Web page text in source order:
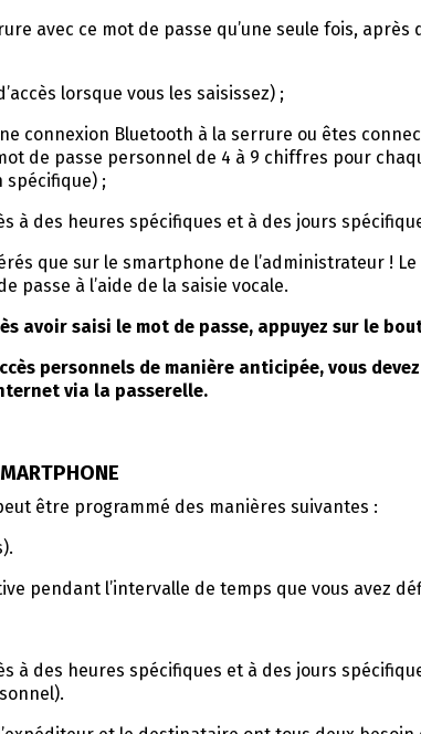
avec ce mot de passe qu’une seule fois, après
lorsque vous les saisissez) ;
connexion Bluetooth à la serrure ou êtes
de passe personnel de 4 à 9 chiffres pour
spécifique) ;
à des heures spécifiques et à des jours
que sur le smartphone de l’administrateur !
passe à l’aide de la saisie vocale.
avoir saisi le mot de passe, appuyez sur le
personnels de manière anticipée, vous
via la passerelle.
être programmé des manières suivantes :
pendant l’intervalle de temps que vous avez
à des heures spécifiques et à des jours